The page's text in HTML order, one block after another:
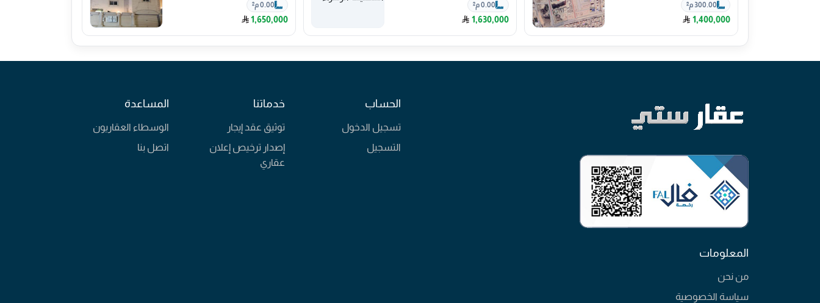
300.00 م²
1,400,000
0.00 م²
1,630,000
0.00 م²
1,650,000
الحساب
تسجيل الدخول
التسجيل
خدماتنا
توثيق عقد إيجار
إصدار ترخيص إعلان
عقاري
المساعدة
الوسطاء العقاريون
اتصل بنا
المعلومات
من نحن
سياسة الخصوصية